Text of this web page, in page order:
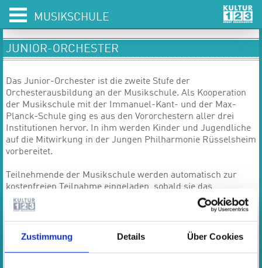
Zustimmung Details Über Cookies
MUSIKSCHULE
JUNIOR-ORCHESTER
Das Junior-Orchester ist die zweite Stufe der
Orchesterausbildung an der Musikschule. Als Kooperation
der Musikschule mit der Immanuel-Kant- und der Max-
Planck-Schule ging es aus den Vororchestern aller drei
Institutionen hervor. In ihm werden Kinder und Jugendliche
auf die Mitwirkung in der Jungen Philharmonie Rüsselsheim
vorbereitet.
Teilnehmende der Musikschule werden automatisch zur
kostenfreien Teilnahme eingeladen, sobald sie das
notwendige Spielvermögen besitzen. Über die Teilnahme von
Schülerinnen und Schüler der beiden Gymnasien, die keinen
Instrumentalunterricht an der Musikschule belegt haben,
entscheidet die Ensembleleitung.